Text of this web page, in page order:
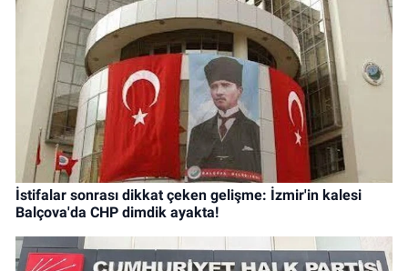
İstifalar sonrası dikkat çeken gelişme: İzmir'in kalesi
Balçova'da CHP dimdik ayakta!